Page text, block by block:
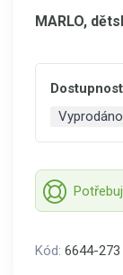
MARLO,
Vyprodáno
Kód: 6644-273